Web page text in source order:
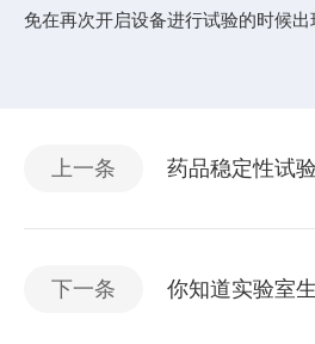
免在再次开启设备进行试验的时候出
上一条 药品稳定性试
下一条 你知道实验室